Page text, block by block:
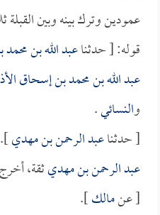
عمودين وترك بينه وبين القبلة
قوله: [ حدثناعبد الله بن
عبد الله بن محمد بن إسحاق
والنسائي.
[ حدثناعبد الرحمن بن مهدي].
عبد الرحمن بن مهديثقة،
[ عنمالك].